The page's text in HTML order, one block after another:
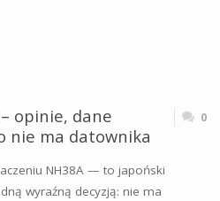
opinie, dane
nie ma datownika
0
NH38A — to japoński
wyraźną decyzją: nie ma